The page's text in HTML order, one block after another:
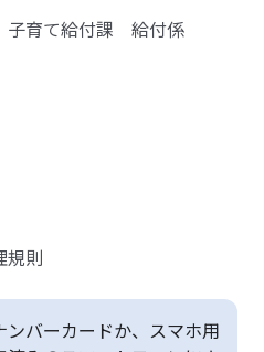
育て給付課 給付係
規則
バーカードか、スマホ用